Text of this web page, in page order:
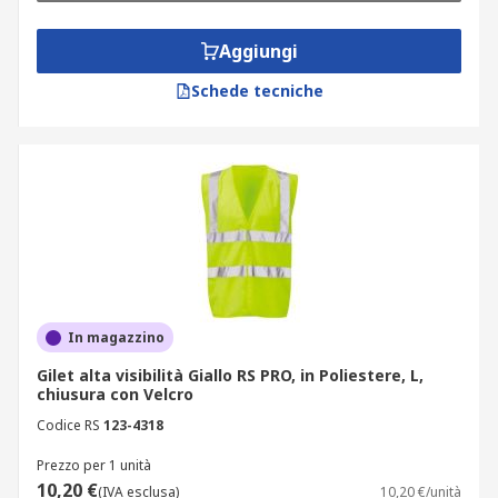
: arancione, giallo
Proprietà speciali: Gilet antistatici,
Strade private, Autostrade e strade
extraurbane, Gallerie e aeroporti
Applicazioni industriali
Magazzini
Attività all'aperto (anche per gite
Perché scegliere RS per l'alta
Aggiungi
Schede tecniche
In magazzino
Gilet alta visibilità Giallo RS PRO, in Poliestere, L,
chiusura con Velcro
Codice RS 123-4318
Prezzo per 1 unità
10,20 €(IVA esclusa) 10,20 €/unità